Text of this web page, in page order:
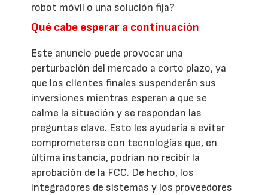
robot móvil o una solución fija?
Qué cabe esperar a continuación
Este anuncio puede provocar una
perturbación del mercado a corto plazo, ya
que los clientes finales suspenderán sus
inversiones mientras esperan a que se
calme la situación y se respondan las
preguntas clave. Esto les ayudaría a evitar
comprometerse con tecnologías que, en
última instancia, podrían no recibir la
aprobación de la FCC. De hecho, los
integradores de sistemas y los proveedores